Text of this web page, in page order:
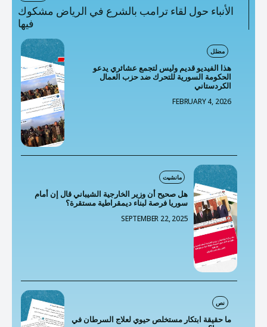
الأنباء حول لقاء ترامب بالشرع في الرياض مشكوك
فيها
مضلل
هذا الفيديو قديم وليس لتجمع عشائري يدعو
الحكومة السورية للتحرك ضد حزب العمال
الكردستاني
FEBRUARY 4, 2026
مانشيت
هل صحيح أن وزير الخارجية الشيباني قال إن أمام
سوريا فرصة لبناء ديمقراطية مستقرة؟
SEPTEMBER 22, 2025
نص
ما حقيقة ابتكار مستخلص حيوي لعلاج السرطان في